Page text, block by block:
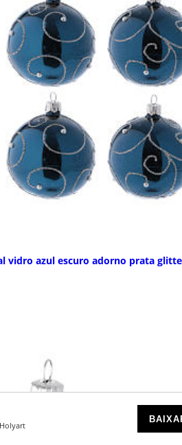
vidro azul escuro adorno prata